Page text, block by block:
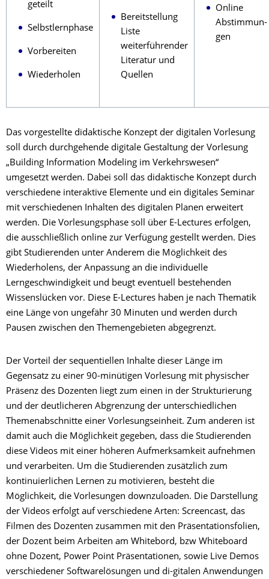
geteilt
Selbstlernphase
Vorbereiten
Wiederholen
Bereitstellung
Liste
weiterführender
Literatur und
Quellen
Online
Abstimmun-
gen
Das vorgestellte didaktische Konzept der digitalen Vorlesung
soll durch durchgehende digitale Gestaltung der Vorlesung
„Building Information Modeling im Verkehrswesen“
umgesetzt werden. Dabei soll das didaktische Konzept durch
verschiedene interaktive Elemente und ein digitales Seminar
mit verschiedenen Inhalten des digitalen Planen erweitert
werden. Die Vorlesungsphase soll über E-Lectures erfolgen,
die ausschließlich online zur Verfügung gestellt werden. Dies
gibt Studierenden unter Anderem die Möglichkeit des
Wiederholens, der Anpassung an die individuelle
Lerngeschwindigkeit und beugt eventuell bestehenden
Wissenslücken vor. Diese E-Lectures haben je nach Thematik
eine Länge von ungefähr 30 Minuten und werden durch
Pausen zwischen den Themengebieten abgegrenzt.
Der Vorteil der sequentiellen Inhalte dieser Länge im
Gegensatz zu einer 90-minütigen Vorlesung mit physischer
Präsenz des Dozenten liegt zum einen in der Strukturierung
und der deutlicheren Abgrenzung der unterschiedlichen
Themenabschnitte einer Vorlesungseinheit. Zum anderen ist
damit auch die Möglichkeit gegeben, dass die Studierenden
diese Videos mit einer höheren Aufmerksamkeit aufnehmen
und verarbeiten. Um die Studierenden zusätzlich zum
kontinuierlichen Lernen zu motivieren, besteht die
Möglichkeit, die Vorlesungen downzuloaden. Die Darstellung
der Videos erfolgt auf verschiedene Arten: Screencast, das
Filmen des Dozenten zusammen mit den Präsentationsfolien,
der Dozent beim Arbeiten am Whitebord, bzw Whiteboard
ohne Dozent, Power Point Präsentationen, sowie Live Demos
verschiedener Softwarelösungen und di-gitalen Anwendungen